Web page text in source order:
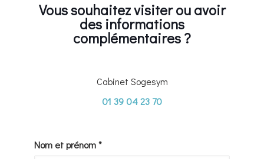
Vous souhaitez visiter ou avoir
des informations
complémentaires ?
Cabinet Sogesym
01 39 04 23 70
Nom et prénom *